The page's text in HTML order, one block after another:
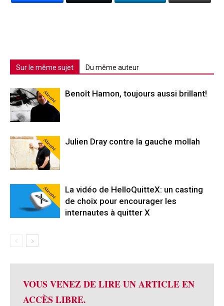
Sur le même sujet Du même auteur
Abonné Benoît Hamon, toujours aussi brillant!
Abonné Julien Dray contre la gauche mollah
Abonné
La vidéo de HelloQuitteX: un casting
de choix pour encourager les
internautes à quitter X
VOUS VENEZ DE LIRE UN ARTICLE EN
ACCÈS LIBRE.